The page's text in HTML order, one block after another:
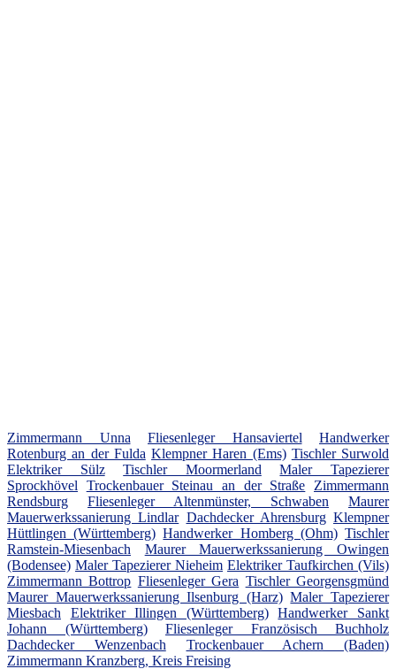
Zimmermann Unna Fliesenleger Hansaviertel
Handwerker
Rotenburg an der Fulda Klempner Haren (Ems) Tischler Surwold
Elektriker Sülz
Tischler Moormerland
Maler Tapezierer
Sprockhövel
Trockenbauer Steinau an der Straße
Zimmermann
Rendsburg
Fliesenleger Altenmünster, Schwaben
Maurer
Mauerwerkssanierung Lindlar Dachdecker Ahrensburg Klempner
Hüttlingen (Württemberg) Handwerker Homberg (Ohm) Tischler
Ramstein-Miesenbach
Maurer Mauerwerkssanierung Owingen
(Bodensee) Maler Tapezierer Nieheim Elektriker Taufkirchen (Vils)
Zimmermann Bottrop Fliesenleger Gera Tischler Georgensgmünd
Maurer Mauerwerkssanierung Ilsenburg (Harz) Maler Tapezierer
Miesbach
Elektriker Illingen (Württemberg)
Handwerker Sankt
Johann (Württemberg)
Fliesenleger Französisch Buchholz
Dachdecker Wenzenbach
Trockenbauer Achern (Baden)
Zimmermann Kranzberg, Kreis Freising